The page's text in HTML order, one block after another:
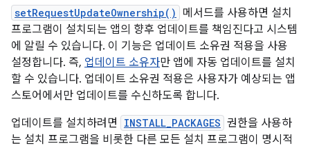
setRequestUpdateOwnership()
메서드를 사용하면 설치
프로그램이 설치되는 앱의 향후 업데이트를 책임진다고 시스템
에 알릴 수 있습니다. 이 기능은 업데이트 소유권 적용을 사용
설정합니다. 즉, 업데이트 소유자만 앱에 자동 업데이트를 설치
할 수 있습니다. 업데이트 소유권 적용은 사용자가 예상되는 앱
스토어에서만 업데이트를 수신하도록 합니다.
업데이트를 설치하려면
INSTALL_PACKAGES 권한을 사용하
는 설치 프로그램을 비롯한 다른 모든 설치 프로그램이 명시적